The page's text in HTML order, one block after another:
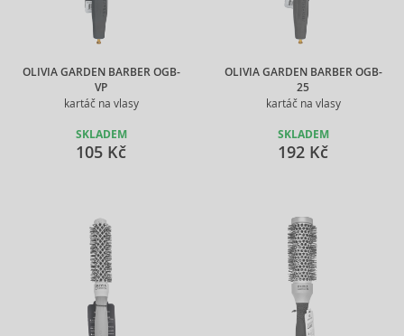
OLIVIA GARDEN BARBER OGB-
VP
kartáč na vlasy
SKLADEM
105 Kč
OLIVIA GARDEN BARBER OGB-
25
kartáč na vlasy
SKLADEM
192 Kč